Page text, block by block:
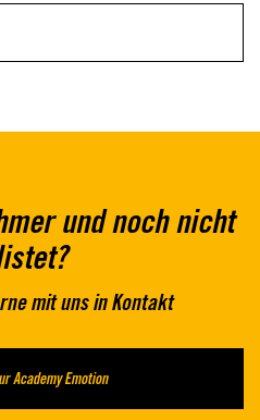
und noch nicht
mit uns in Kontakt
Academy Emotion